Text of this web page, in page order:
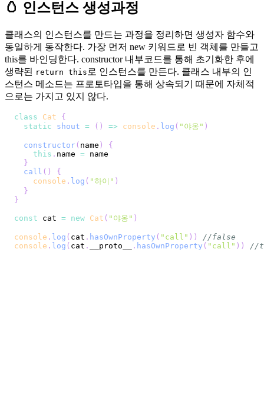
🥚 인스턴스 생성과정
클래스의 인스턴스를 만드는 과정을 정리하면 생성자 함수와
동일하게 동작한다. 가장 먼저 new 키워드로 빈 객체를 만들고
this를 바인딩한다. constructor 내부코드를 통해 초기화한 후에
생략된
return this 로 인스턴스를 만든다. 클래스 내부의 인
스턴스 메소드는 프로토타입을 통해 상속되기 때문에 자체적
으로는 가지고 있지 않다.
class Cat
{
static
shout = ( ) => console . log ( "야옹" )
constructor( name )
{
this . name =
}
call ( )
{
console . log ( "하이" )
}
}
const cat = new Cat ( "야옹" )
console . log ( cat . hasOwnProperty ( "call" ) )
//false
console . log ( cat . __proto__ . hasOwnProperty ( "call" ) ) //